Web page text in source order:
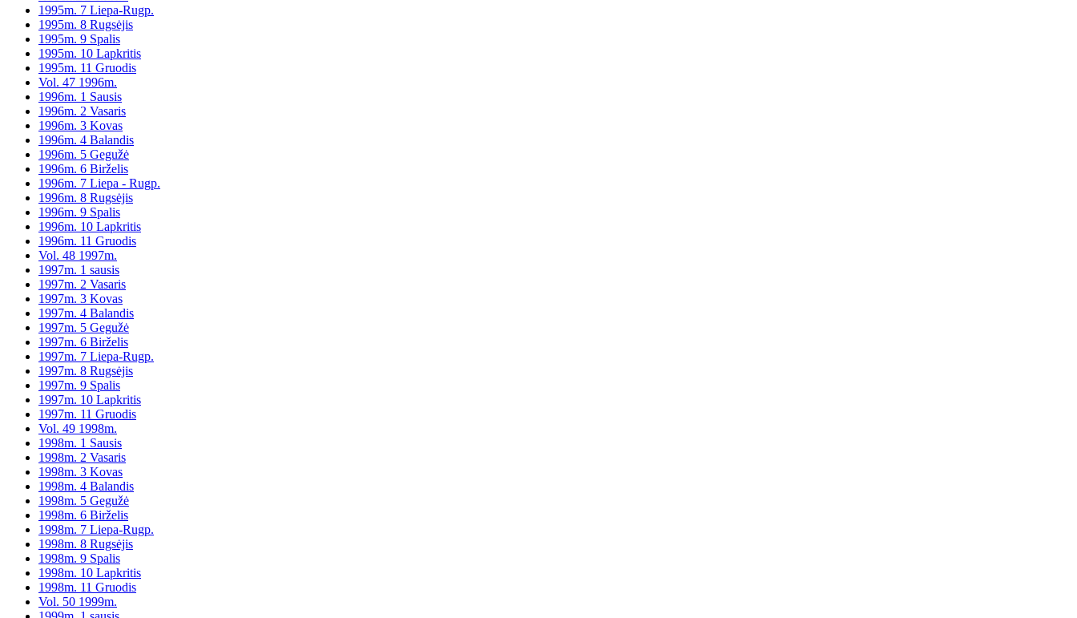
1995m. 7 Liepa-Rugp.
1995m. 8 Rugsėjis
1995m. 9 Spalis
1995m. 10 Lapkritis
1995m. 11 Gruodis
Vol. 47 1996m.
1996m. 1 Sausis
1996m. 2 Vasaris
1996m. 3 Kovas
1996m. 4 Balandis
1996m. 5 Gegužė
1996m. 6 Birželis
1996m. 7 Liepa - Rugp.
1996m. 8 Rugsėjis
1996m. 9 Spalis
1996m. 10 Lapkritis
1996m. 11 Gruodis
Vol. 48 1997m.
1997m. 1 sausis
1997m. 2 Vasaris
1997m. 3 Kovas
1997m. 4 Balandis
1997m. 5 Gegužė
1997m. 6 Birželis
1997m. 7 Liepa-Rugp.
1997m. 8 Rugsėjis
1997m. 9 Spalis
1997m. 10 Lapkritis
1997m. 11 Gruodis
Vol. 49 1998m.
1998m. 1 Sausis
1998m. 2 Vasaris
1998m. 3 Kovas
1998m. 4 Balandis
1998m. 5 Gegužė
1998m. 6 Birželis
1998m. 7 Liepa-Rugp.
1998m. 8 Rugsėjis
1998m. 9 Spalis
1998m. 10 Lapkritis
1998m. 11 Gruodis
Vol. 50 1999m.